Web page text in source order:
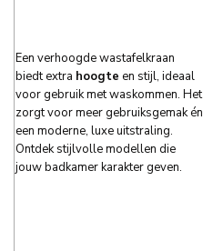
Een verhoogde wastafelkraan
biedt extra hoogte en stijl, ideaal
voor gebruik met waskommen. Het
zorgt voor meer gebruiksgemak én
een moderne, luxe uitstraling.
Ontdek stijlvolle modellen die
jouw badkamer karakter geven.